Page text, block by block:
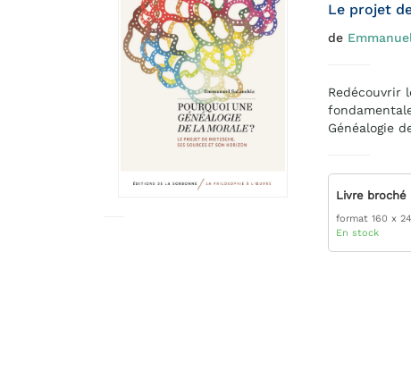
Le projet
de
Redécouvrir
Généalogie
Livre broché
format 160 x
En stock